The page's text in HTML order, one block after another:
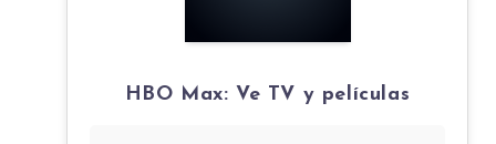
HBO Max: Ve TV y películas